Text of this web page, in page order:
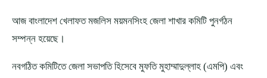
আজ বাংলাদেশ খেলাফত মজলিস ময়মনসিংহ জেলা শাখার কমিটি পুনর্গঠন
সম্পন্ন হয়েছে।
নবগঠিত কমিটিতে জেলা সভাপতি হিসেবে মুফতি মুহাম্মাদুল্লাহ (এমপি) এবং